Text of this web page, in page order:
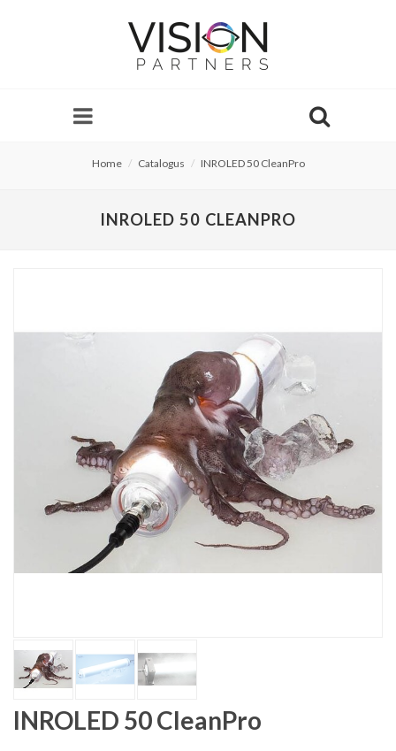
Home Catalogus INROLED 50 CleanPro
INROLED 50 CLEANPRO
INROLED 50 CleanPro